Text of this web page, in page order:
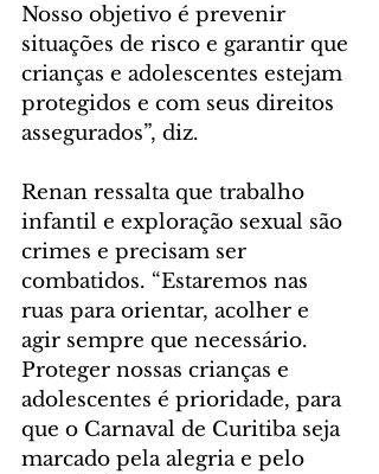
Nosso objetivo é prevenir
situações de risco e garantir que
crianças e adolescentes estejam
protegidos e com seus direitos
assegurados”, diz.
Renan ressalta que trabalho
infantil e exploração sexual são
crimes e precisam ser
combatidos. “Estaremos nas
ruas para orientar, acolher e
agir sempre que necessário.
Proteger nossas crianças e
adolescentes é prioridade, para
que o Carnaval de Curitiba seja
marcado pela alegria e pelo